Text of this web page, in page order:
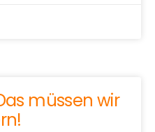
müssen wir